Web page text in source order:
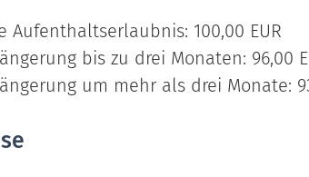
Aufenthaltserlaubnis: 100,00 EUR
bis zu drei Monaten: 96,00
um mehr als drei Monate: